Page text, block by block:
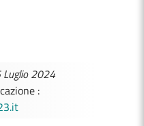
Luglio 2024
: